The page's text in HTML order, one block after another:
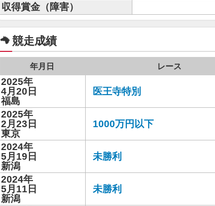
収得賞金（障害）
競走成績
年月日 レース
2025年
4月20日
福島
医王寺特別
2025年
2月23日
東京
1000万円以下
2024年
5月19日
新潟
未勝利
2024年
5月11日
新潟
未勝利